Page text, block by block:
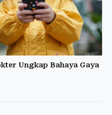
Ungkap Bahaya Gaya